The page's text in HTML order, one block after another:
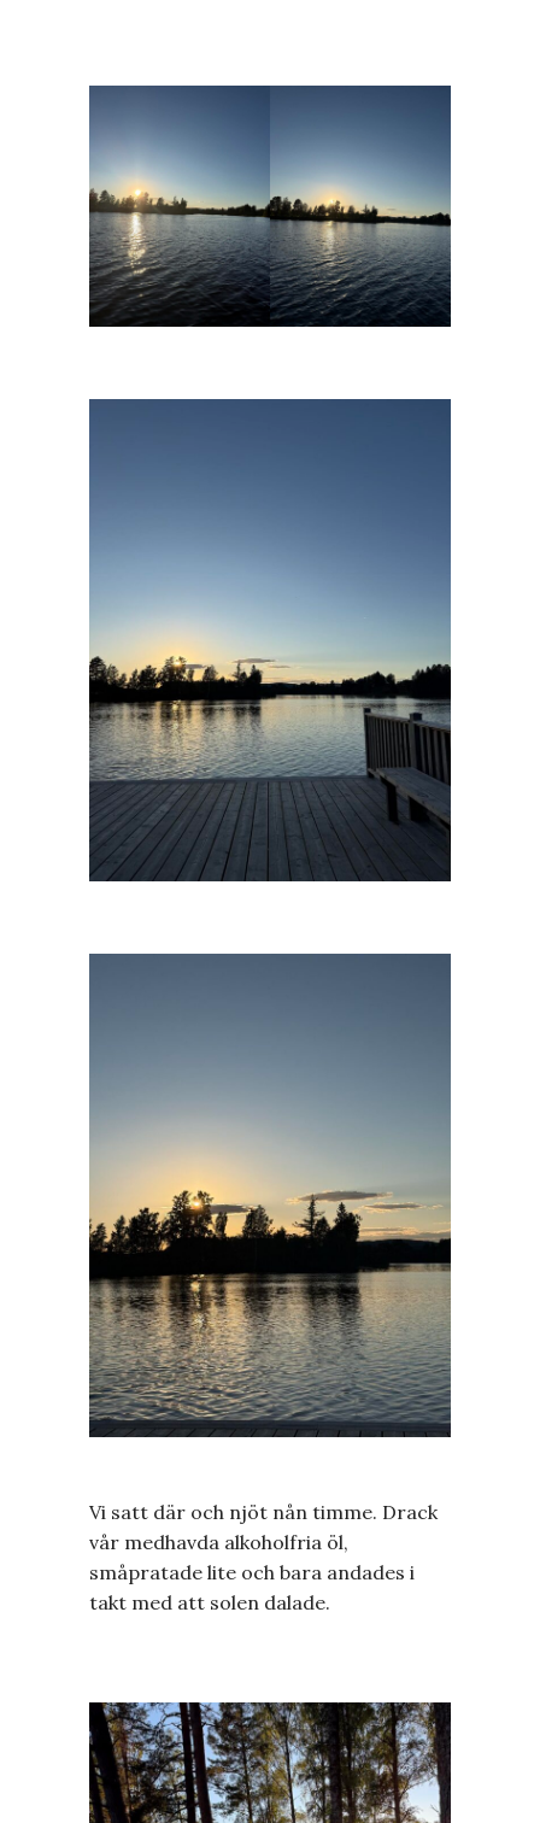
Vi satt där och njöt nån timme. Drack
vår medhavda alkoholfria öl,
småpratade lite och bara andades i
takt med att solen dalade.